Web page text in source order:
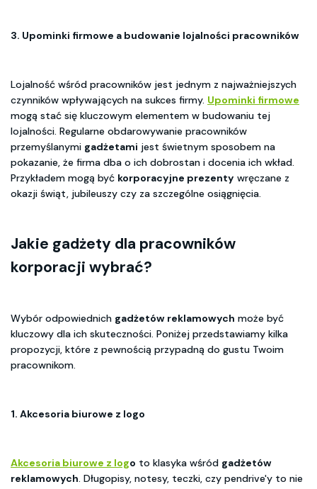
3. Upominki firmowe a budowanie lojalności pracowników
Lojalność wśród pracowników jest jednym z najważniejszych
czynników wpływających na sukces firmy. Upominki firmowe
mogą stać się kluczowym elementem w budowaniu tej
lojalności. Regularne obdarowywanie pracowników
przemyślanymi gadżetami jest świetnym sposobem na
pokazanie, że firma dba o ich dobrostan i docenia ich wkład.
Przykładem mogą być korporacyjne prezenty wręczane z
okazji świąt, jubileuszy czy za szczególne osiągnięcia.
Jakie gadżety dla pracowników
korporacji wybrać?
Wybór odpowiednich gadżetów reklamowych może być
kluczowy dla ich skuteczności. Poniżej przedstawiamy kilka
propozycji, które z pewnością przypadną do gustu Twoim
pracownikom.
1. Akcesoria biurowe z logo
Akcesoria biurowe z logo to klasyka wśród gadżetów
reklamowych. Długopisy, notesy, teczki, czy pendrive'y to nie